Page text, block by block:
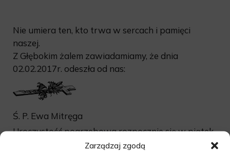
Zarządzaj zgodą
Nie umiera ten, kto trwa w sercach i pamięci
naszej.
Z Głębokim żalem zawiadamiamy, że dnia
02.02.2017r. odeszła od nas:
Ś. P. Ewa Mitręga
Uroczystość pogrzebowa rozpocznie się w piątek
10.02.2017r. o godz. 14:00 ceremonią w kaplicy na